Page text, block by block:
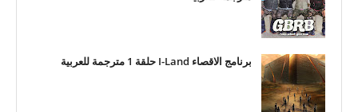
برنامج الاقصاء I-Land حلقة 1 مترجمة للعربية